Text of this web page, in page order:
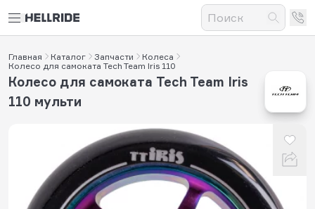
Главная Каталог Запчасти
Колеса
Колесо для самоката Tech Team Iris 110
Колесо для самоката Tech Team Iris
110 мульти